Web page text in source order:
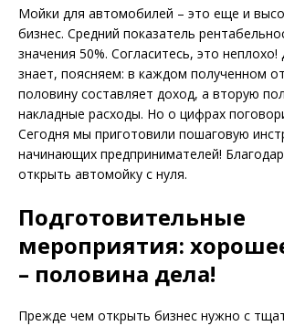
Мойки для автомобилей – это еще и
бизнес. Средний показатель
значения 50%. Согласитесь, это неплохо!
знает, поясняем: в каждом полученном
половину составляет доход, а вторую
накладные расходы. Но о цифрах
Сегодня мы приготовили пошаговую
начинающих предпринимателей!
открыть автомойку с нуля.
Подготовительные
мероприятия:
– половина дела!
Прежде чем открыть бизнес нужно с